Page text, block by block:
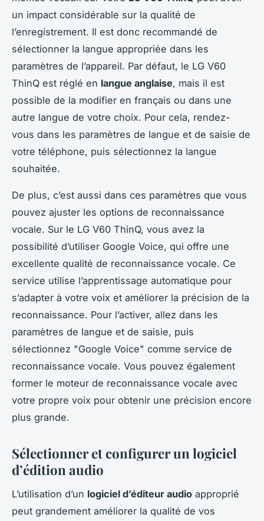
un impact considérable sur la qualité de
l’enregistrement. Il est donc recommandé de
sélectionner la langue appropriée dans les
paramètres de l’appareil. Par défaut, le LG V60
ThinQ est réglé en langue anglaise, mais il est
possible de la modifier en français ou dans une
autre langue de votre choix. Pour cela, rendez-
vous dans les paramètres de langue et de saisie de
votre téléphone, puis sélectionnez la langue
souhaitée.
De plus, c’est aussi dans ces paramètres que vous
pouvez ajuster les options de reconnaissance
vocale. Sur le LG V60 ThinQ, vous avez la
possibilité d’utiliser Google Voice, qui offre une
excellente qualité de reconnaissance vocale. Ce
service utilise l’apprentissage automatique pour
s’adapter à votre voix et améliorer la précision de la
reconnaissance. Pour l’activer, allez dans les
paramètres de langue et de saisie, puis
sélectionnez "Google Voice" comme service de
reconnaissance vocale. Vous pouvez également
former le moteur de reconnaissance vocale avec
votre propre voix pour obtenir une précision encore
plus grande.
Sélectionner et configurer un logiciel
d’édition audio
L’utilisation d’un logiciel d’éditeur audio approprié
peut grandement améliorer la qualité de vos